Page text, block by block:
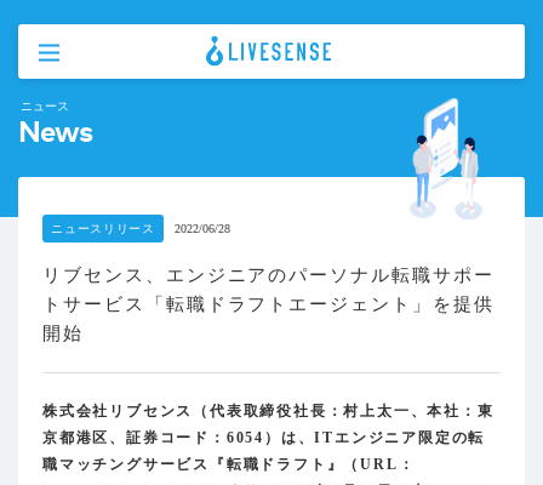
ニュース
News
ニュースリリース 2022/06/28
リブセンス、エンジニアのパーソナル転職サポー
トサービス「転職ドラフトエージェント」を提供
開始
株式会社リブセンス（代表取締役社長：村上太一、本社：東
京都港区、証券コード：6054）は、ITエンジニア限定の転
職マッチングサービス『転職ドラフト』（URL：